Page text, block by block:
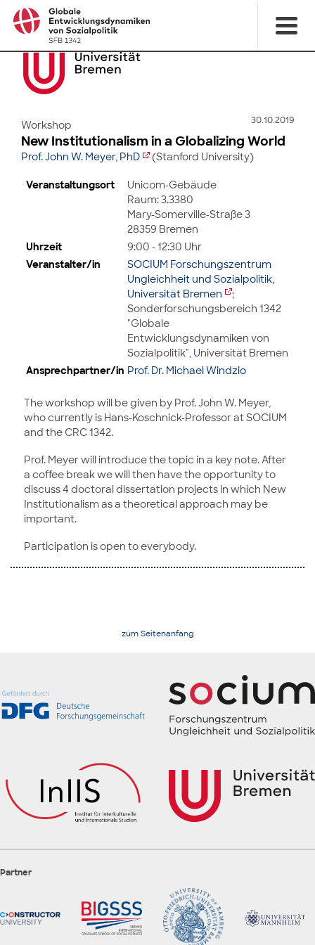
30.10.2019
Workshop
New Institutionalism in a Globalizing World
Prof. John W. Meyer, PhD (Stanford University)
Veranstaltungsort
Unicom-Gebäude
Raum: 3.3380
Mary-Somerville-Straße 3
28359 Bremen
Uhrzeit
9:00 - 12:30 Uhr
Veranstalter/in
SOCIUM Forschungszentrum
Ungleichheit und Sozialpolitik,
Universität Bremen
;
Sonderforschungsbereich 1342
"Globale
Entwicklungsdynamiken von
Sozialpolitik", Universität Bremen
Ansprechpartner/in Prof. Dr. Michael Windzio
The workshop will be given by Prof. John W. Meyer,
who currently is Hans-Koschnick-Professor at SOCIUM
and the CRC 1342.
Prof. Meyer will introduce the topic in a key note. After
a coffee break we will then have the opportunity to
discuss 4 doctoral dissertation projects in which New
Institutionalism as a theoretical approach may be
important.
Participation is open to everybody.
zum Seitenanfang
Partner